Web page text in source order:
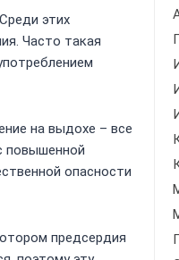
этих
Часто такая
на выдохе – все
повышенной
опасности
предсердия